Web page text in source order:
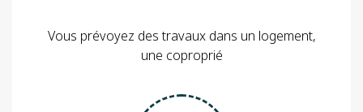
concernés par des chantiers
Vous prévoyez des travaux dans un logement,
une coproprié